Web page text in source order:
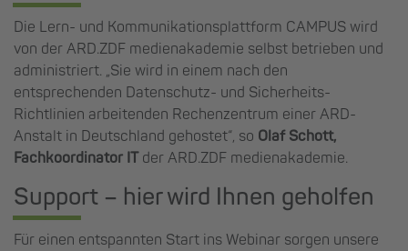
Die Lern- und Kommunikationsplattform CAMPUS wird
von der ARD.ZDF medienakademie selbst betrieben und
administriert. „Sie wird in einem nach den
entsprechenden Datenschutz- und Sicherheits-
Richtlinien arbeitenden Rechenzentrum einer ARD-
Anstalt in Deutschland gehostet“, so Olaf Schott,
Fachkoordinator ITder ARD.ZDF medienakademie.
Support – hier wird Ihnen geholfen
Für einen entspannten Start ins Webinar sorgen unsere